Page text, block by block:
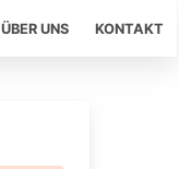
ÜBER UNS KONTAKT